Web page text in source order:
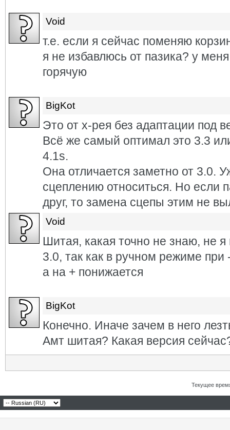
Void
т.е. если я сейчас поменяю
я не избавлюсь от пазика? у
горячую
BigKot
Это от х-рея без адаптации под
Всё же самый оптимал это 3.3
4.1s.
Она отличается заметно от 3.0.
сцеплению относиться. Но если
друг, то замена сцепы этим не
Void
Шитая, какая точно не знаю, не
3.0, так как в ручном режиме при
а на + понижается
BigKot
Конечно. Иначе зачем в него
Амт шитая? Какая версия
Текущее